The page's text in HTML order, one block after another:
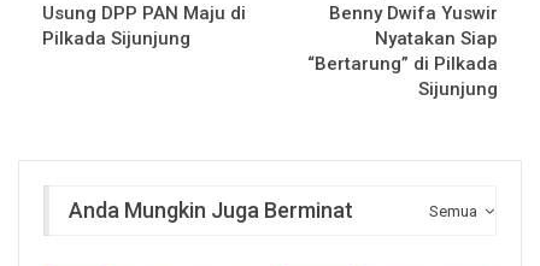
Usung DPP PAN Maju di
Pilkada Sijunjung
Benny Dwifa Yuswir
Nyatakan Siap
“Bertarung” di Pilkada
Sijunjung
Semua
Anda Mungkin Juga Berminat